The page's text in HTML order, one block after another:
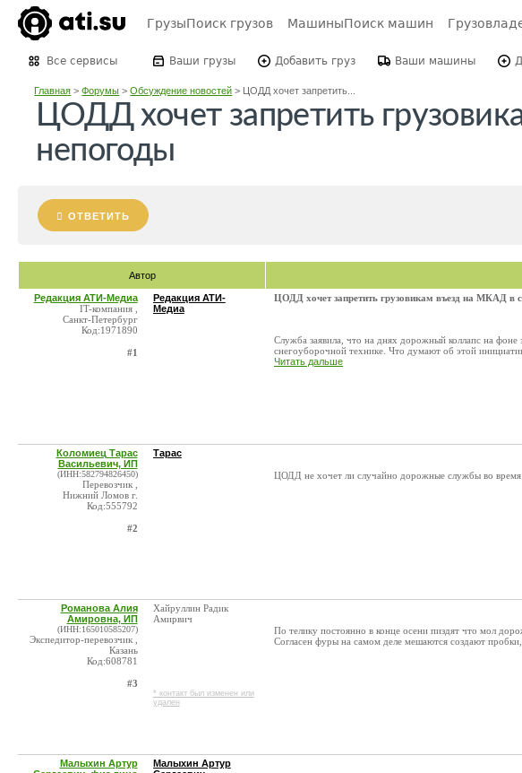
ГрузыПоиск грузов МашиныПоиск машин
Все сервисы Ваши грузы Добавить груз Ваши машины
Главная >Форумы >Обсуждение новостей > ЦОДД хочет запретить...
ЦОДД хочет запретить
непогоды
ОТВЕТИТЬ
Автор
Редакция АТИ-Медиа
IT-компания ,
Санкт-Петербург
Код:1971890
#1
Редакция АТИ-
Медиа
ЦОДД хочет запретить грузовикам въезд на МКАД в
Служба заявила, что на днях дорожный коллапс на фоне
снегоуборочной технике. Что думают об этой
Читать дальше
Коломиец Тарас
Васильевич, ИП
(ИНН:582794826450)
Перевозчик ,
Нижний Ломов г.
Код:555792
#2
Тарас
ЦОДД не хочет ли случайно дорожные службы во время
Романова Алия
Амировна, ИП
(ИНН:165010585207)
Экспедитор-перевозчик ,
Казань
Код:608781
#3
Хайруллин Радик
Амирвич
* контакт был изменен или
удален
По телику постоянно в конце осени пиздят что мол
Согласен фуры на самом деле мешаются создают
Малыхин Артур
Малыхин Артур